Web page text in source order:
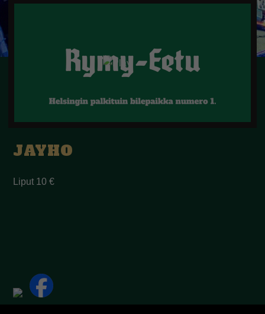
JAYHO
Liput 10 €